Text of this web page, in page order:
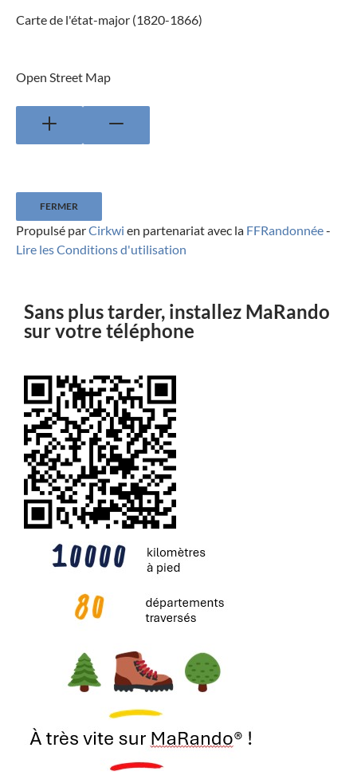
Carte de l'état-major (1820-1866)
Open Street Map
FERMER
Propulsé parCirkwi en partenariat avec la FFRandonnée-
Lire les Conditions d'utilisation
Sans plus tarder, installez MaRando
sur votre téléphone